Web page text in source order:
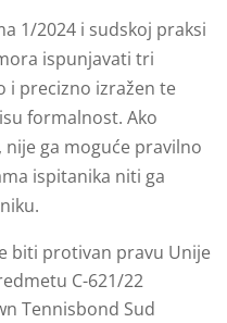
1/2024 i sudskoj praksi
ispunjavati tri
i precizno izražen te
formalnost. Ako
ga moguće pravilno
ispitanika niti ga
biti protivan pravu Unije
C-621/22
Tennisbond Sud